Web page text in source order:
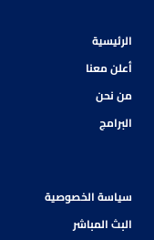
الرئيسية
أعلن معنا
من نحن
البرامج
سياسة الخصوصية
البث المباشر